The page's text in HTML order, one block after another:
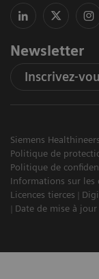
Newsletter
Inscrivez-
Siemens
Politique de
Politique de
Informations sur les
Licences tierces
Date de mise à